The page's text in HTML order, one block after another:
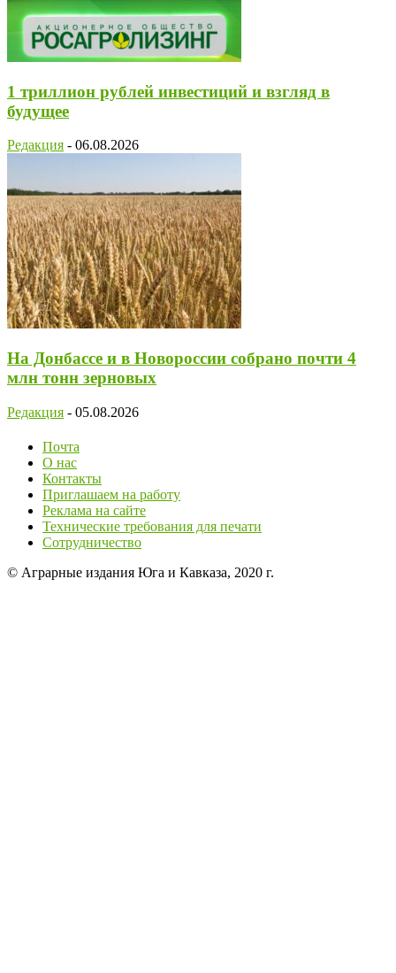
1 триллион рублей инвестиций и взгляд в
будущее
Редакция - 06.08.2026
На Донбассе и в Новороссии собрано почти 4
млн тонн зерновых
Редакция - 05.08.2026
Почта
О нас
Контакты
Приглашаем на работу
Реклама на сайте
Технические требования для печати
Сотрудничество
© Аграрные издания Юга и Кавказа, 2020 г.